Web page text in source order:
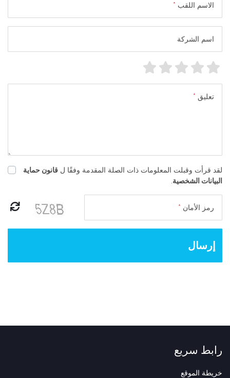
الاسم اللقب *
اسم الشركة
تعليق *
لقد قرأت وقبلت المعلومات ذات الصلة المقدمة وفقًا ل قانون حماية
البيانات الشخصية
رمز الأمان *
إرسال
رابط سريع
خريطة الموقع